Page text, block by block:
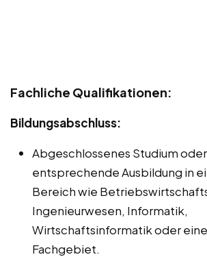
Fachliche Qualifikationen:
Bildungsabschluss:
Abgeschlossenes Studium
entsprechende Ausbildung in
Bereich wie
Ingenieurwesen, Informatik,
Wirtschaftsinformatik oder
Fachgebiet.